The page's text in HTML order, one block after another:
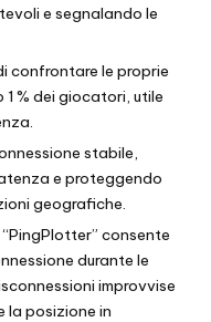
e segnalando le
confrontare le proprie
% dei giocatori, utile
stabile,
e proteggendo
geografiche.
consente
durante le
improvvise
la posizione in